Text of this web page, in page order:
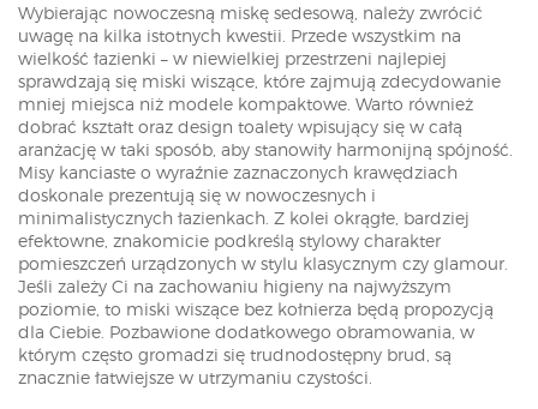
Wybierając nowoczesną miskę sedesową, należy zwrócić
uwagę na kilka istotnych kwestii. Przede wszystkim na
wielkość łazienki – w niewielkiej przestrzeni najlepiej
sprawdzają się miski wiszące, które zajmują zdecydowanie
mniej miejsca niż modele kompaktowe. Warto również
dobrać kształt oraz design toalety wpisujący się w całą
aranżację w taki sposób, aby stanowiły harmonijną spójność.
Misy kanciaste o wyraźnie zaznaczonych krawędziach
doskonale prezentują się w nowoczesnych i
minimalistycznych łazienkach. Z kolei okrągłe, bardziej
efektowne, znakomicie podkreślą stylowy charakter
pomieszczeń urządzonych w stylu klasycznym czy glamour.
Jeśli zależy Ci na zachowaniu higieny na najwyższym
poziomie, to miski wiszące bez kołnierza będą propozycją
dla Ciebie. Pozbawione dodatkowego obramowania, w
którym często gromadzi się trudnodostępny brud, są
znacznie łatwiejsze w utrzymaniu czystości.